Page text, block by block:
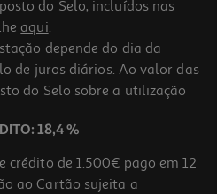
30g
do Selo, incluídos nas
aqui.
depende do dia da
de juros diários. Ao valor das
do Selo sobre a utilização
18,4 %
crédito de 1.500€ pago em 12
ao Cartão sujeita a